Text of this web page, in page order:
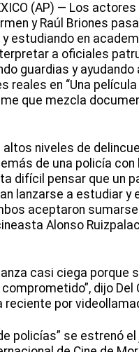
(AP) — Los
y Raúl Briones
estudiando en
a oficiales
guardias y ayudando
reales en “Una película
que mezcla
altos niveles de
de una policía con
difícil pensar que un
lanzarse a estudiar y
aceptaron sumarse
Alonso
casi ciega porque
dijo Del
reciente por
policías” se estrenó